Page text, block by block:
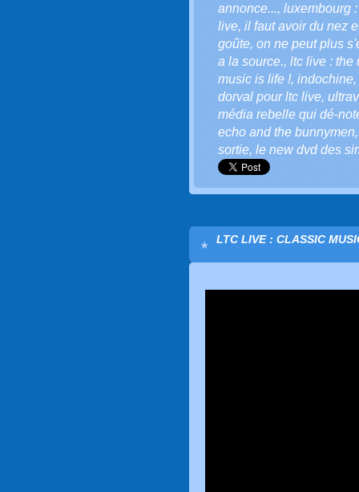
annonce..., luxembourg
live, il faut avoir du nez
goûte, on ne peut plus
a la source., ltc live : the
music is life !, indochine,
dorval pour ltc live,
média rebelle qui dé-
echo and the bunnymen
sortie, le new dvd des
LTC LIVE : CLASSIC